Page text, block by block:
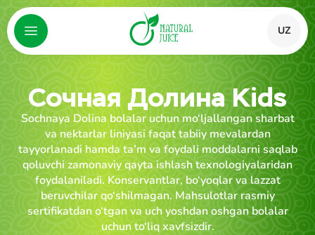
UZ
Сочная Долина Kids
Sochnaya Dolina bolalar uchun mo‘ljallangan sharbat
va nektarlar liniyasi faqat tabiiy mevalardan
tayyorlanadi hamda ta’m va foydali moddalarni saqlab
qoluvchi zamonaviy qayta ishlash texnologiyalaridan
foydalaniladi. Konservantlar, bo‘yoqlar va lazzat
beruvchilar qo‘shilmagan. Mahsulotlar rasmiy
sertifikatdan o‘tgan va uch yoshdan oshgan bolalar
uchun to‘liq xavfsizdir.